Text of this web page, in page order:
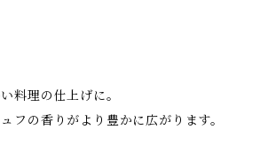
料理の仕上げに。
フの香りがより豊かに広がります。